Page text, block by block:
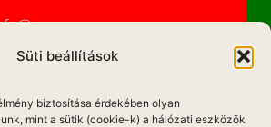
Süti beállítások
biztosítása érdekében olyan
mint a sütik (cookie-k) a hálózati eszközök
IMPRESSZUM